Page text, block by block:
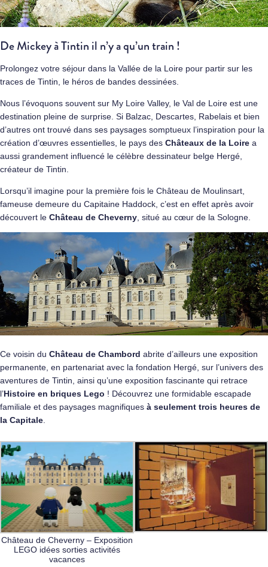
De Mickey à Tintin il n’y a qu’un train !
Prolongez votre séjour dans la Vallée de la Loire pour partir sur les
traces de Tintin, le héros de bandes dessinées.
Nous l’évoquons souvent sur My Loire Valley, le Val de Loire est une
destination pleine de surprise. Si Balzac, Descartes, Rabelais et bien
d’autres ont trouvé dans ses paysages somptueux l’inspiration pour la
création d’œuvres essentielles, le pays des Châteaux de la Loire a
aussi grandement influencé le célèbre dessinateur belge Hergé,
créateur de Tintin.
Lorsqu’il imagine pour la première fois le Château de Moulinsart,
fameuse demeure du Capitaine Haddock, c’est en effet après avoir
découvert le Château de Cheverny , situé au cœur de la Sologne.
Ce voisin du Château de Chambord abrite d’ailleurs une exposition
permanente, en partenariat avec la fondation Hergé, sur l’univers des
aventures de Tintin, ainsi qu’une exposition fascinante qui retrace
l’Histoire en briques Lego ! Découvrez une formidable escapade
familiale et des paysages magnifiques à seulement trois heures de
la Capitale.
Château de Cheverny – Exposition
LEGO idées sorties activités
vacances